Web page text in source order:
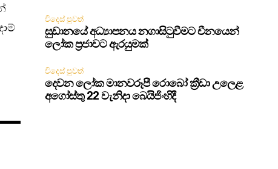
විදෙස් පුවත්
සුඩානයේ අධ්‍යාපනය නගාසිටුවීමට චීනයෙන්
ලෝක ප්‍රජාවට ඇරයුමක්
විදෙස් පුවත්
දෙවන ලෝක මානවරූපී රොබෝ ක්‍රීඩා උලෙළ
අගෝස්තු 22 වැනිදා බෙයිජිංහිදී